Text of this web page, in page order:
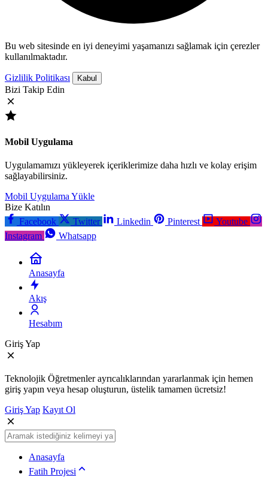
Bu web sitesinde en iyi deneyimi yaşamanızı sağlamak için çerezler
kullanılmaktadır.
Gizlilik Politikası Kabul
Bizi Takip Edin
Mobil Uygulama
Uygulamamızı yükleyerek içeriklerimize daha hızlı ve kolay erişim
sağlayabilirsiniz.
Mobil Uygulama Yükle
Bize Katılın
Facebook
Twitter Linkedin Pinterest
Youtube
Instagram
Whatsapp
Anasayfa
Akış
Hesabım
Giriş Yap
Teknolojik Öğretmenler ayrıcalıklarından yararlanmak için hemen
giriş yapın veya hesap oluşturun, üstelik tamamen ücretsiz!
Giriş Yap Kayıt Ol
Anasayfa
Fatih Projesi